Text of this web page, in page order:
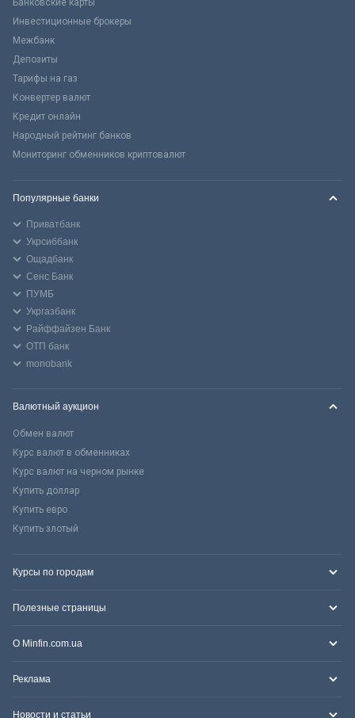
Инвестиционные брокеры
Межбанк
Депозиты
Тарифы на газ
Конвертер валют
Кредит онлайн
Народный рейтинг банков
Мониторинг обменников криптовалют
Популярные банки
Приватбанк
Укрсиббанк
Ощадбанк
Сенс Банк
ПУМБ
Укргазбанк
Райффайзен Банк
ОТП банк
monobank
Валютный аукцион
Обмен валют
Курс валют в обменниках
Курс валют на черном рынке
Купить доллар
Купить евро
Купить злотый
Курсы по городам
Полезные страницы
О Minfin.com.ua
Реклама
Новости и статьи